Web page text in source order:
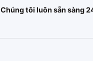
Chúng tôi luôn sẵn sàng